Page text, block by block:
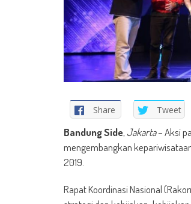
Share Tweet
Bandung Side, Jakarta– Aksi
mengembangkan
2019.
Rapat Koordinasi Nasional